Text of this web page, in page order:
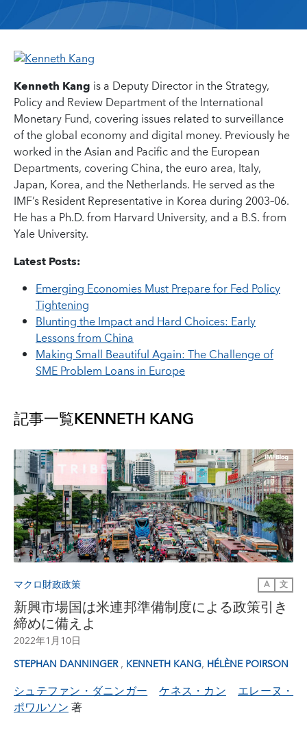
Kenneth Kang is a Deputy Director in the Strategy,
Policy and Review Department of the International
Monetary Fund, covering issues related to surveillance
of the global economy and digital money. Previously he
worked in the Asian and Pacific and the European
Departments, covering China, the euro area, Italy,
Japan, Korea, and the Netherlands. He served as the
IMF’s Resident Representative in Korea during 2003–06.
He has a Ph.D. from Harvard University, and a B.S. from
Yale University.
Latest Posts:
Emerging Economies Must Prepare for Fed Policy
Tightening
Blunting the Impact and Hard Choices: Early
Lessons from China
Making Small Beautiful Again: The Challenge of
SME Problem Loans in Europe
記事一覧KENNETH KANG
マクロ財政政策 A 文
新興市場国は米連邦準備制度による政策引き
締めに備えよ
2022年1月10日
STEPHAN DANNINGER, KENNETH KANG, HÉLÈNE POIRSON
シュテファン・ダニンガー ケネス・カン
エレーヌ・
ポワルソン著